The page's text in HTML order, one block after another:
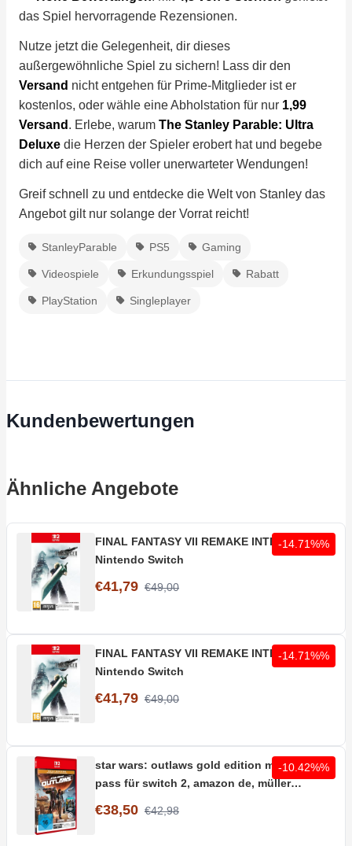
das Spiel hervorragende Rezensionen.
Nutze jetzt die Gelegenheit, dir dieses
außergewöhnliche Spiel zu sichern! Lass dir den
Versand nicht entgehen für Prime-Mitglieder ist er
kostenlos, oder wähle eine Abholstation für nur 1,99
Versand . Erlebe, warum The Stanley Parable: Ultra
Deluxe die Herzen der Spieler erobert hat und begebe
dich auf eine Reise voller unerwarteter Wendungen!
Greif schnell zu und entdecke die Welt von Stanley das
Angebot gilt nur solange der Vorrat reicht!
StanleyParable PS5 Gaming
Videospiele Erkundungsspiel Rabatt
PlayStation Singleplayer
Kundenbewertungen
Ähnliche Angebote
FINAL FANTASY VII REMAKE INTERGRADE -
Nintendo Switch
€41,79 €49,00
-14.71%%
FINAL FANTASY VII REMAKE INTERGRADE -
Nintendo Switch
€41,79 €49,00
-14.71%%
star wars: outlaws gold edition mit season
pass für switch 2, amazon de, müller
€38,50 €42,98
-10.42%%